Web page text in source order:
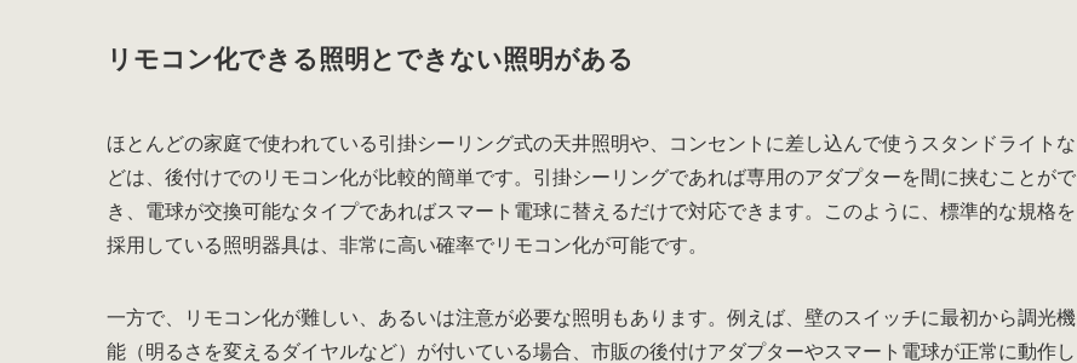
リモコン化できる照明とできない照明がある
ほとんどの家庭で使われている引掛シーリング式の天井照明や、コンセントに差し込んで使うスタンドライトな
どは、後付けでのリモコン化が比較的簡単です。引掛シーリングであれば専用のアダプターを間に挟むことがで
き、電球が交換可能なタイプであればスマート電球に替えるだけで対応できます。このように、標準的な規格を
採用している照明器具は、非常に高い確率でリモコン化が可能です。
一方で、リモコン化が難しい、あるいは注意が必要な照明もあります。例えば、壁のスイッチに最初から調光機
能（明るさを変えるダイヤルなど）が付いている場合、市販の後付けアダプターやスマート電球が正常に動作し